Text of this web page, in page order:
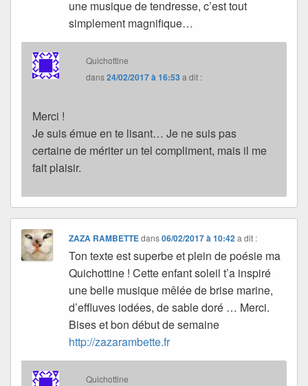
une musique de tendresse, c’est tout
simplement magnifique…
Quichottine
dans24/02/2017 à 16:53 a dit :
Merci !
Je suis émue en te lisant… Je ne suis pas
certaine de mériter un tel compliment, mais il me
fait plaisir.
ZAZA RAMBETTEdans06/02/2017 à 10:42 a dit :
Ton texte est superbe et plein de poésie ma
Quichottine ! Cette enfant soleil t’a inspiré
une belle musique mêlée de brise marine,
d’effluves iodées, de sable doré … Merci.
Bises et bon début de semaine
http://zazarambette.fr
Quichottine